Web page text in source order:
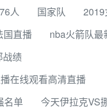
76人 国家队
国直播
nba火箭队最
战绩
在线观看高清直播
名单
今天伊拉克VS